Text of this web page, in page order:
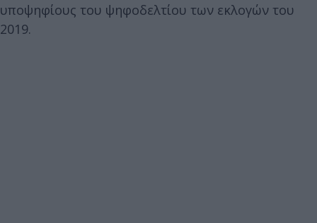
υποψηφίους του ψηφοδελτίου των εκλογών του
2019.